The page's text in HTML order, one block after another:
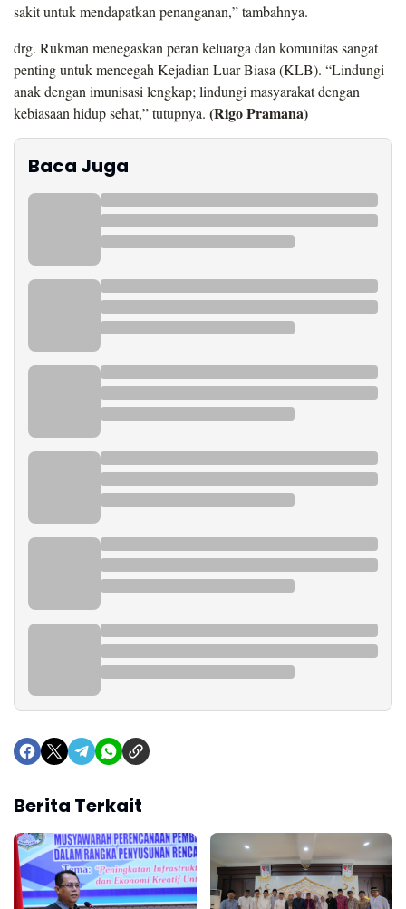
sakit untuk mendapatkan penanganan,” tambahnya.
drg. Rukman menegaskan peran keluarga dan komunitas sangat
penting untuk mencegah Kejadian Luar Biasa (KLB). “Lindungi
anak dengan imunisasi lengkap; lindungi masyarakat dengan
kebiasaan hidup sehat,” tutupnya. (Rigo Pramana)
Baca Juga
Berita Terkait